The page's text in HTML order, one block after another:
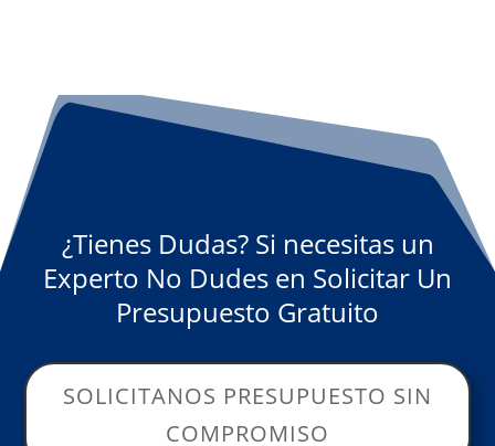
¿Tienes Dudas? Si necesitas un
Experto No Dudes en Solicitar Un
Presupuesto Gratuito
SOLICITANOS PRESUPUESTO SIN
COMPROMISO